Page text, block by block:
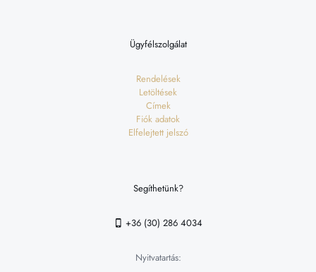
Ügyfélszolgálat
Rendelések
Letöltések
Címek
Fiók adatok
Elfelejtett jelszó
Segíthetünk?
+36 (30) 286 4034
Nyitvatartás: